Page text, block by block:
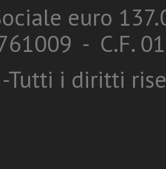
euro
- C.F.
Tutti i diritti